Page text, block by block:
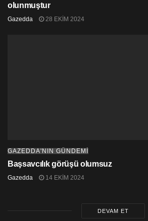
olunmuştur
Gazedda 28 EKIM 2024
GAZEDDA'NIN GÜNDEMİ
Başsavcılık görüşü olumsuz
Gazedda 14 EKIM 2024
DEVAM ET